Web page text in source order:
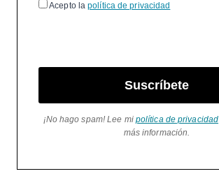
Acepto lapolítica de privacidad
Suscríbete
¡No hago spam! Lee mi política de privacidad
más información.